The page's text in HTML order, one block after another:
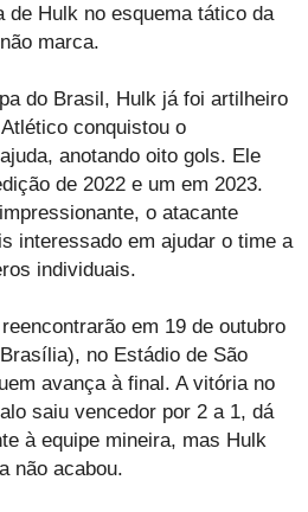
de Hulk no esquema tático da
marca.
do Brasil, Hulk já foi artilheiro
conquistou o
anotando oito gols. Ele
de 2022 e um em 2023.
o atacante
interessado em ajudar o time a
individuais.
em 19 de outubro
no Estádio de São
avança à final. A vitória no
saiu vencedor por 2 a 1, dá
à equipe mineira, mas Hulk
não acabou.